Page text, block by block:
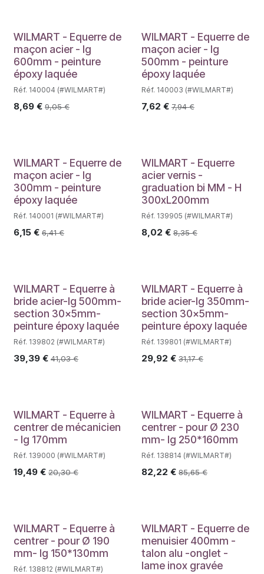
WILMART - Equerre de
maçon acier - lg
600mm - peinture
époxy laquée
Réf. 140004 (#WILMART#)
8,69 € 9,05€
WILMART - Equerre de
maçon acier - lg
500mm - peinture
époxy laquée
Réf. 140003 (#WILMART#)
7,62 € 7,94€
WILMART - Equerre de
maçon acier - lg
300mm - peinture
époxy laquée
Réf. 140001 (#WILMART#)
6,15 € 6,41€
WILMART - Equerre
acier vernis -
graduation bi MM - H
300xL200mm
Réf. 139905 (#WILMART#)
8,02 € 8,35€
WILMART - Equerre à
bride acier-lg 500mm-
section 30x5mm-
peinture époxy laquée
Réf. 139802 (#WILMART#)
39,39 € 41,03€
WILMART - Equerre à
bride acier-lg 350mm-
section 30x5mm-
peinture époxy laquée
Réf. 139801 (#WILMART#)
29,92 € 31,17€
WILMART - Equerre à
centrer de mécanicien
- lg 170mm
Réf. 139000 (#WILMART#)
19,49 € 20,30€
WILMART - Equerre à
centrer - pour Ø 230
mm- lg 250*160mm
Réf. 138814 (#WILMART#)
82,22 € 85,65€
WILMART - Equerre à
centrer - pour Ø 190
mm- lg 150*130mm
Réf. 138812 (#WILMART#)
WILMART - Equerre de
menuisier 400mm -
talon alu -onglet -
lame inox gravée